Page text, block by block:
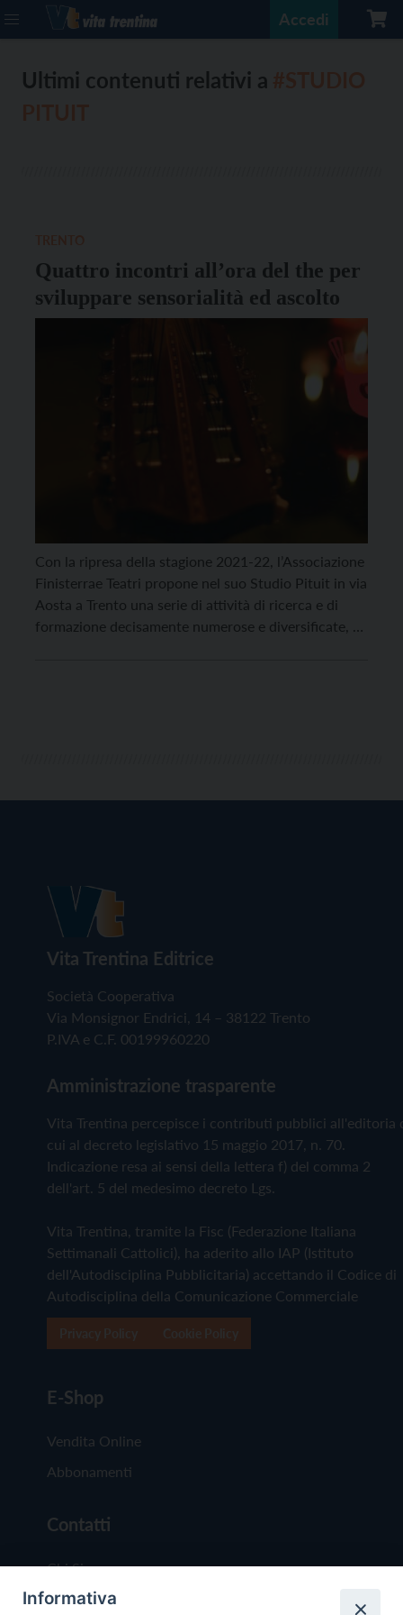
Accedi
Ultimi contenuti relativi a
Quattro incontri all’ora del the per
sviluppare sensorialità ed ascolto
Con la ripresa della stagione 2021-22, l’Associazione
Finisterrae Teatri propone nel suo Studio Pituit in via
Aosta a Trento una serie di attività di ricerca e di
formazione decisamente numerose e diversificate, e
Vita Trentina Editrice
Società Cooperativa
Via Monsignor Endrici, 14 – 38122 Trento
P.IVA e C.F. 00199960220
Amministrazione trasparente
Vita Trentina percepisce i contributi pubblici all'editoria
cui al decreto legislativo 15 maggio 2017, n. 70.
Indicazione resa ai sensi della lettera f) del comma 2
dell'art. 5 del medesimo decreto Lgs.
Vita Trentina, tramite la Fisc (Federazione Italiana
Settimanali Cattolici), ha aderito allo IAP (Istituto
dell'Autodisciplina Pubblicitaria) accettando il Codice di
Autodisciplina della Comunicazione Commerciale
E-Shop
Vendita Online
Abbonamenti
Contatti
Chi Siamo
Redazione
Informativa